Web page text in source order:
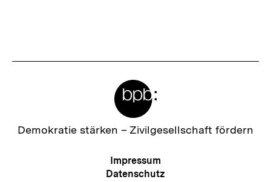
Zur
Demokratie stärken – Zivilgesellschaft fördern
Meta-
Navigation
Impressum
Datenschutz